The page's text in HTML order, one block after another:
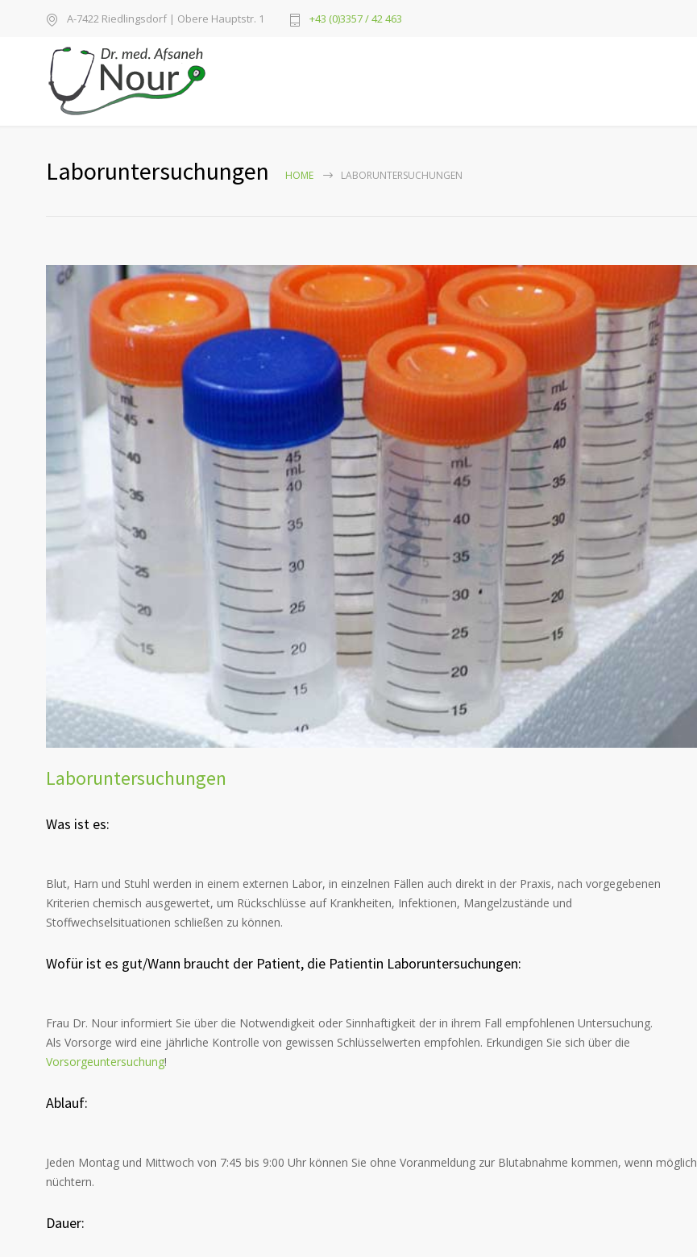
A-7422 Riedlingsdorf | Obere Hauptstr. 1 +43 (0)3357 / 42 463
Laboruntersuchungen HOME LABORUNTERSUCHUNGEN
Laboruntersuchungen
Was ist es:
Blut, Harn und Stuhl werden in einem externen Labor, in einzelnen Fällen auch direkt in der Praxis, nach vorgegebenen
Kriterien chemisch ausgewertet, um Rückschlüsse auf Krankheiten, Infektionen, Mangelzustände und
Stoffwechselsituationen schließen zu können.
Wofür ist es gut/Wann braucht der Patient, die Patientin Laboruntersuchungen:
Frau Dr. Nour informiert Sie über die Notwendigkeit oder Sinnhaftigkeit der in ihrem Fall empfohlenen Untersuchung.
Als Vorsorge wird eine jährliche Kontrolle von gewissen Schlüsselwerten empfohlen. Erkundigen Sie sich über die
Vorsorgeuntersuchung!
Ablauf:
Jeden Montag und Mittwoch von 7:45 bis 9:00 Uhr können Sie ohne Voranmeldung zur Blutabnahme kommen, wenn möglich
nüchtern.
Dauer: